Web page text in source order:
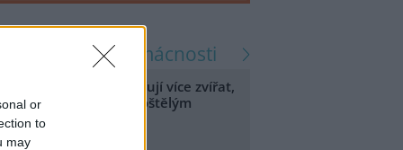
or
to
may
zelené domácnosti
v horku ošetřují více zvířat,
jsou psi se zploštělým
15:15